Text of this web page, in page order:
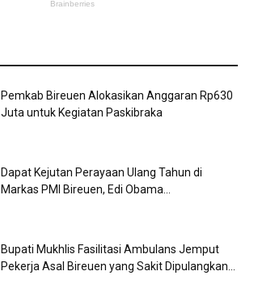
Pemkab Bireuen Alokasikan Anggaran Rp630
Juta untuk Kegiatan Paskibraka
Dapat Kejutan Perayaan Ulang Tahun di
Markas PMI Bireuen, Edi Obama...
Bupati Mukhlis Fasilitasi Ambulans Jemput
Pekerja Asal Bireuen yang Sakit Dipulangkan...